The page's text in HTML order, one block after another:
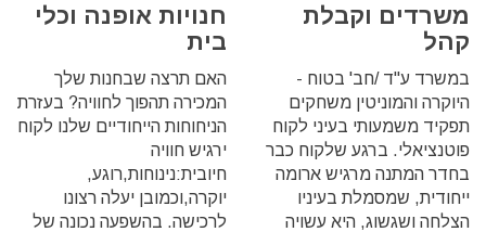
משרדים וקבלת
קהל
במשרד ע"ד /חב' בטוח -
היוקרה והמוניטין משחקים
תפקיד משמעותי בעיני לקוח
פוטנציאלי.‏ ברגע שלקוח כבר
בחדר המתנה מרגיש ארומה
ייחודית, שמסמלת בעיניו
הצלחה ושגשוג, היא עשויה
חנויות אופנה וכלי
בית
האם תרצה שבחנות שלך
המכירה תהפוך לחוויה?‏ בעזרת
הניחוחות הייחודיים שלנו לקוח
ירגיש חוויה
חיובית:נינוחות,רוגע,
יוקרה,וכמובן יעלה רצונו
לרכישה.‏ בהשפעה נכונה של